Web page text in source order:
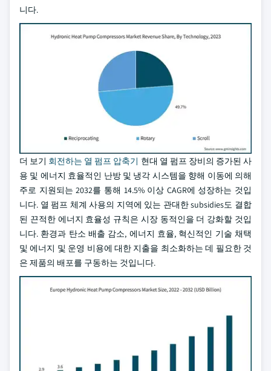
니다.
더 보기 회전하는 열 펌프 압축기 현대 열 펌프 장비의 증가된 사
용 및 에너지 효율적인 난방 및 냉각 시스템을 향해 이동에 의해
주로 지원되는 2032를 통해 14.5% 이상 CAGR에 성장하는 것입
니다. 열 펌프 체계 사용의 지역에 있는 관대한 subsidies도 결합
된 끈적한 에너지 효율성 규칙은 시장 동적인을 더 강화할 것입
니다. 환경과 탄소 배출 감소, 에너지 효율, 혁신적인 기술 채택
및 에너지 및 운영 비용에 대한 지출을 최소화하는 데 필요한 것
은 제품의 배포를 구동하는 것입니다.